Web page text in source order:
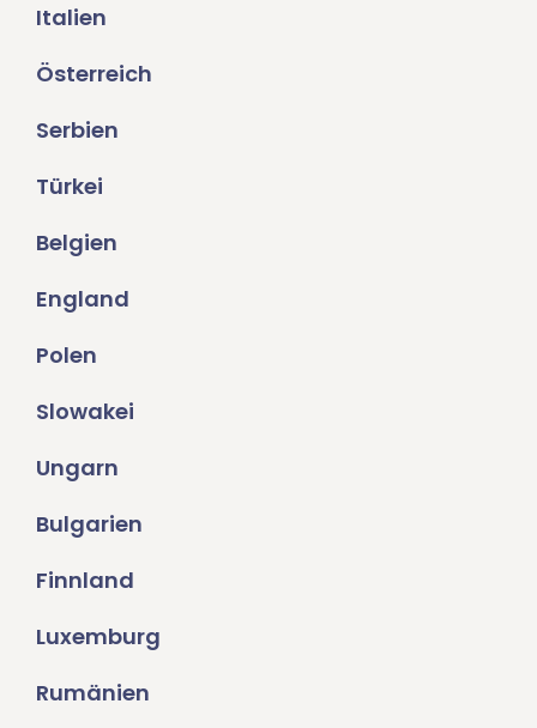
Italien
Österreich
Serbien
Türkei
Belgien
England
Polen
Slowakei
Ungarn
Bulgarien
Finnland
Luxemburg
Rumänien